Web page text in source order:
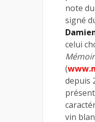
note
signé
celui
(
depuis
vin